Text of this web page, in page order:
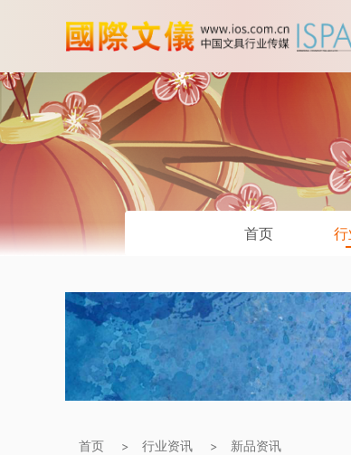
首页
首页 > 行业资讯 > 新品资讯